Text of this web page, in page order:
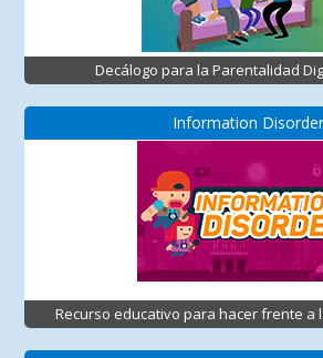
Decálogo para la Parentalidad
Information Disorder
Recurso educativo para hacer frente a